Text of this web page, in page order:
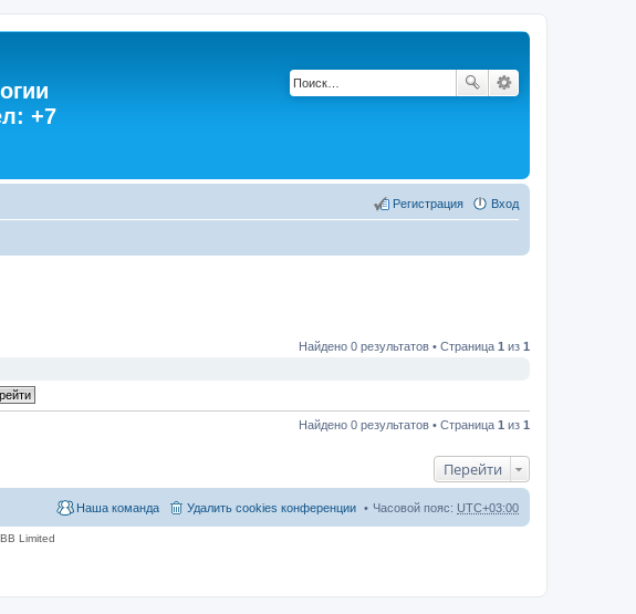
+7
Вход
Регистрация
Найдено 0 результатов • Страница 1 из 1
Найдено 0 результатов • Страница 1 из 1
Перейти
Часовой пояс: UTC+03:00
Удалить cookies конференции
Наша команда
Limited